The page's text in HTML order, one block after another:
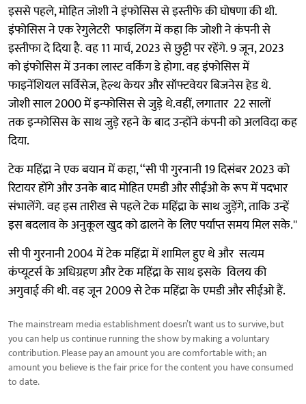
इससे पहले, मोहित जोशी ने इंफोसिस से इस्तीफे की घोषणा की थी.
इंफोसिस ने एक रेगुलेटरी फाइलिंग में कहा कि जोशी ने कंपनी से
इस्तीफा दे दिया है. वह 11 मार्च, 2023 से छुट्टी पर रहेंगे. 9 जून, 2023
को इंफोसिस में उनका लास्ट वर्किंग डे होगा. वह इंफोसिस में
फाइनेंशियल सर्विसेज, हेल्थ केयर और सॉफ्टवेयर बिजनेस हेड थे.
जोशी साल 2000 में इन्फोसिस से जुड़े थे.वहीं, लगातार 22 सालों
तक इन्फोसिस के साथ जुड़े रहने के बाद उन्होंने कंपनी को अलविदा कह
दिया.
टेक महिंद्रा ने एक बयान में कहा, ‘‘सी पी गुरनानी 19 दिसंबर 2023 को
रिटायर होंगे और उनके बाद मोहित एमडी और सीईओ के रूप में पदभार
संभालेंगे. वह इस तारीख से पहले टेक महिंद्रा के साथ जुड़ेंगे, ताकि उन्हें
इस बदलाव के अनुकूल खुद को ढालने के लिए पर्याप्त समय मिल सके.''
सी पी गुरनानी 2004 में टेक महिंद्रा में शामिल हुए थे और सत्यम
कंप्यूटर्स के अधिग्रहण और टेक महिंद्रा के साथ इसके विलय की
अगुवाई की थी. वह जून 2009 से टेक महिंद्रा के एमडी और सीईओ हैं.
The mainstream media establishment doesn’t want us to survive, but
you can help us continue running the show by making a voluntary
contribution. Please pay an amount you are comfortable with; an
amount you believe is the fair price for the content you have consumed
to date.